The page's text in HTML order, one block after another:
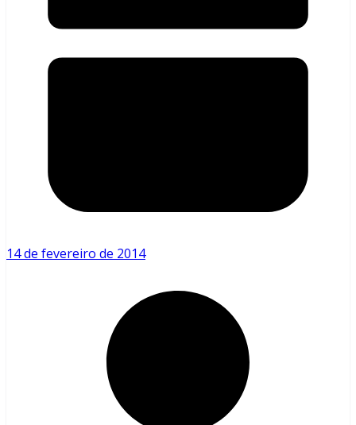
14 de fevereiro de 2014